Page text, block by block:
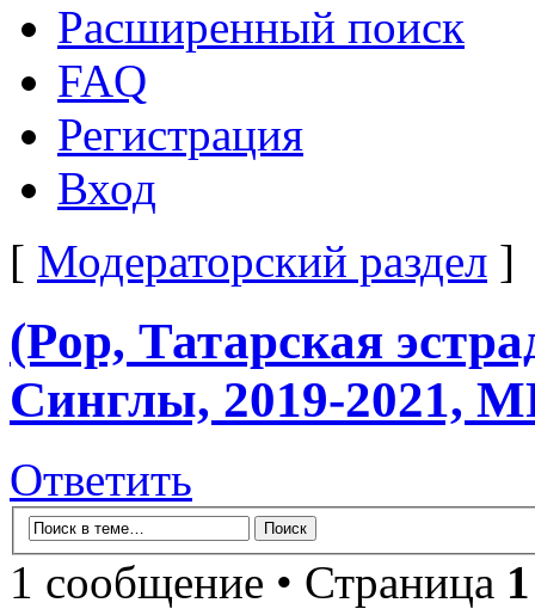
Расширенный поиск
FAQ
Регистрация
Вход
[ Модераторский раздел ]
(Pop, Татарская
Синглы, 2019-2021,
Ответить
1 сообщение • Страница 1